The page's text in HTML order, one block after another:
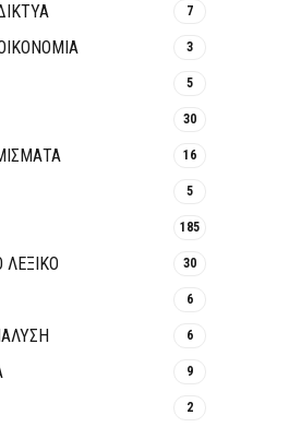
7
3
5
30
16
5
185
ΛΕΞΙΚΟ 30
6
6
9
2